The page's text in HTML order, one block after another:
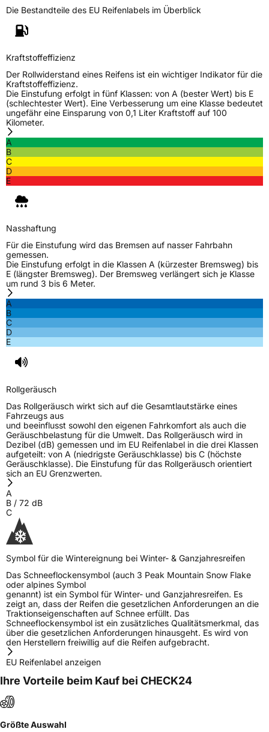
M+SJa
VerstärktXL
EU Label
EffizienzD
NasshaftungC
Rollgeräusch (dB)72
FahrzeugklasseC1
3PMSF / Schneeflockensymbol / Alpine-Symbol
EisgripNein
EPREL ID439477
Allgemeine Produktsicherheit (GPSR)
Herstellerkontakt
LLG_info@linglong.cn
Die Bestandteile des EU Reifenlabels im Überblick
Kraftstoffeffizienz
Der Rollwiderstand eines Reifens ist ein wichtiger Indikator für die
Kraftstoffeffizienz.
Die Einstufung erfolgt in fünf Klassen: von A (bester Wert) bis E
(schlechtester Wert). Eine Verbesserung um eine Klasse bedeutet
ungefähr eine Einsparung von 0,1 Liter Kraftstoff auf 100
Kilometer.
A
B
C
D
E
Nasshaftung
Für die Einstufung wird das Bremsen auf nasser Fahrbahn
gemessen.
Die Einstufung erfolgt in die Klassen A (kürzester Bremsweg) bis
E (längster Bremsweg). Der Bremsweg verlängert sich je Klasse
um rund 3 bis 6 Meter.
A
B
C
D
E
Rollgeräusch
Das Rollgeräusch wirkt sich auf die Gesamtlautstärke eines
Fahrzeugs aus
und beeinflusst sowohl den eigenen Fahrkomfort als auch die
Geräuschbelastung für die Umwelt. Das Rollgeräusch wird in
Dezibel (dB) gemessen und im EU Reifenlabel in die drei Klassen
aufgeteilt: von A (niedrigste Geräuschklasse) bis C (höchste
Geräuschklasse). Die Einstufung für das Rollgeräusch orientiert
sich an EU Grenzwerten.
A
B / 72 dB
C
Symbol für die Wintereignung bei Winter- & Ganzjahresreifen
Das Schneeflockensymbol (auch 3 Peak Mountain Snow Flake
oder alpines Symbol
genannt) ist ein Symbol für Winter- und Ganzjahresreifen. Es
zeigt an, dass der Reifen die gesetzlichen Anforderungen an die
Traktionseigenschaften auf Schnee erfüllt. Das
Schneeflockensymbol ist ein zusätzliches Qualitätsmerkmal, das
über die gesetzlichen Anforderungen hinausgeht. Es wird von
den Herstellern freiwillig auf die Reifen aufgebracht.
EU Reifenlabel anzeigen
Ihre Vorteile beim Kauf bei CHECK24
Größte Auswahl